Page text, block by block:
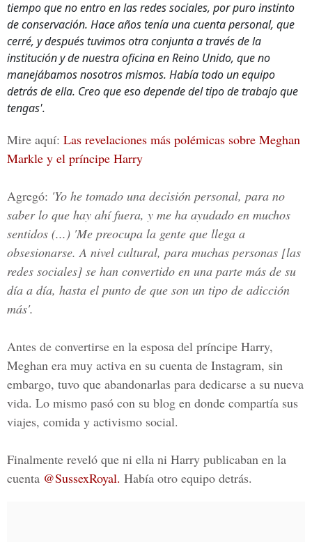
tiempo que no entro en las redes sociales, por puro instinto
de conservación. Hace años tenía una cuenta personal, que
cerré, y después tuvimos otra conjunta a través de la
institución y de nuestra oficina en Reino Unido, que no
manejábamos nosotros mismos. Había todo un equipo
detrás de ella. Creo que eso depende del tipo de trabajo que
tengas'.
Mire aquí: Las revelaciones más polémicas sobre Meghan
Markle y el príncipe Harry
Agregó: 'Yo he tomado una decisión personal, para no
saber lo que hay ahí fuera, y me ha ayudado en muchos
sentidos (...) 'Me preocupa la gente que llega a
obsesionarse. A nivel cultural, para muchas personas [las
redes sociales] se han convertido en una parte más de su
día a día, hasta el punto de que son un tipo de adicción
más'.
Antes de convertirse en la esposa del príncipe Harry,
Meghan era muy activa en su cuenta de Instagram, sin
embargo, tuvo que abandonarlas para dedicarse a su nueva
vida. Lo mismo pasó con su blog en donde compartía sus
viajes, comida y activismo social.
Finalmente reveló que ni ella ni Harry publicaban en la
cuenta @SussexRoyal. Había otro equipo detrás.